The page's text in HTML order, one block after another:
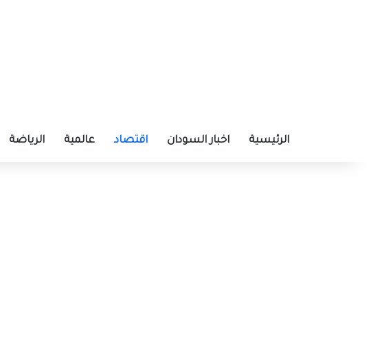
الرئيسية اخبار السودان اقتصاد عالمية الرياضة